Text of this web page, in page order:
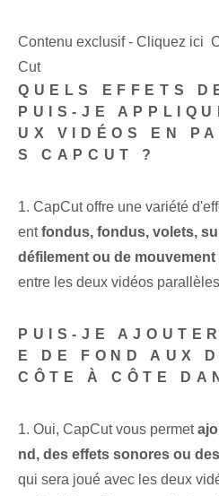
Contenu exclusif - Cliquez ici
Cut
QUELS EFFETS
PUIS-JE
UX VIDÉOS EN
S CAPCUT ?
1. CapCut offre une variété
entfondus, fondus,⁤ volets,
défilement ou⁢ de mouvement
entre les deux vidéos
PUIS-JE
E DE FOND AUX
CÔTE À CÔTE
1. Oui, CapCut vous permet
nd, des effets sonores ou
qui sera joué avec les deux